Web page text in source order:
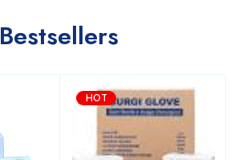
Bestsellers
HOT